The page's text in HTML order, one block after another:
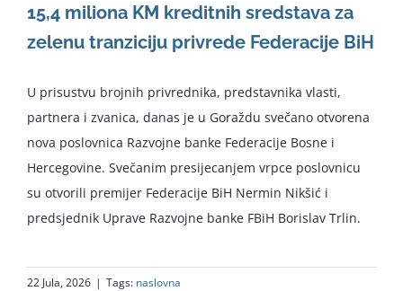
15,4 miliona KM kreditnih sredstava za
zelenu tranziciju privrede Federacije BiH
U prisustvu brojnih privrednika, predstavnika vlasti,
partnera i zvanica, danas je u Goraždu svečano otvorena
nova poslovnica Razvojne banke Federacije Bosne i
Hercegovine. Svečanim presijecanjem vrpce poslovnicu
su otvorili premijer Federacije BiH Nermin Nikšić i
predsjednik Uprave Razvojne banke FBiH Borislav Trlin.
22 Jula, 2026 | Tags: naslovna